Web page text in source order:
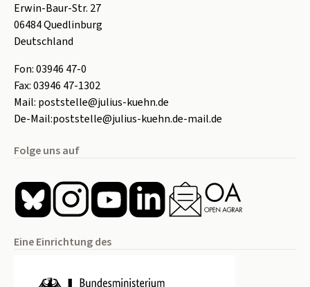
Erwin-Baur-Str. 27
06484Quedlinburg
Deutschland
Fon:03946 47-0
Fax:03946 47-1302
Mail: poststelle@julius-kuehn.de
De-Mail:poststelle@julius-kuehn.de-mail.de
Folge uns auf
Eine Einrichtung des